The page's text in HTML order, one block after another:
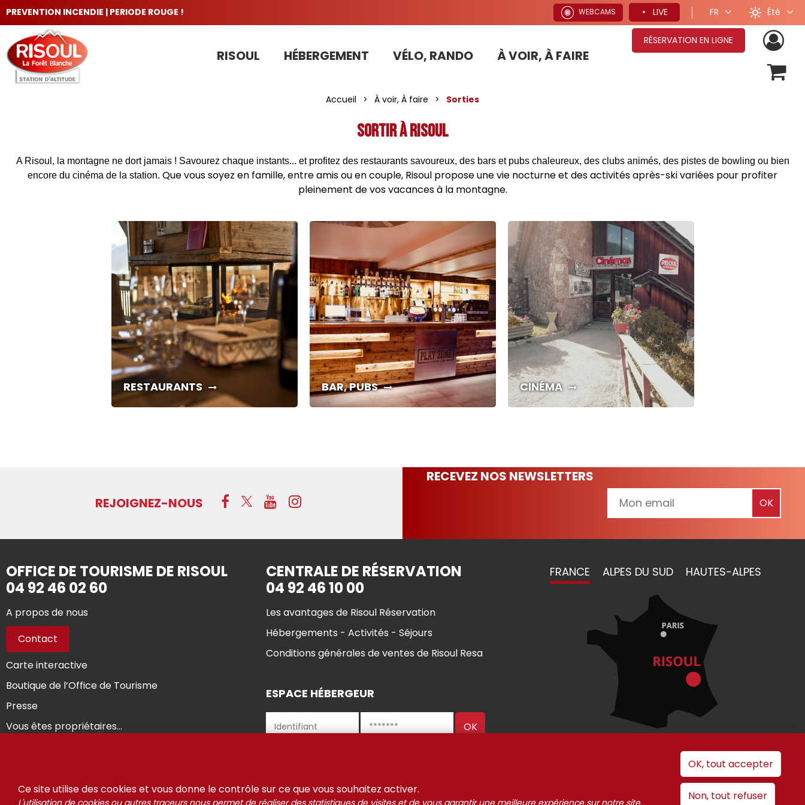
PREVENTION INCENDIE | PERIODE ROUGE ! WEBCAMS LIVE FR Été
RISOUL HÉBERGEMENT VÉLO, RANDO À VOIR, À FAIRE
RÉSERVATION EN LIGNE
Accueil > À voir, À faire > Sorties
Sortir à Risoul
A Risoul, la montagne ne dort jamais ! Savourez chaque instants... et profitez des restaurants savoureux, des bars et pubs chaleureux, des clubs animés, des pistes de bowling ou bien
encore du cinéma de la station. Que vous soyez en famille, entre amis ou en couple, Risoul propose une vie nocturne et des activités après-ski variées pour profiter
pleinement de vos vacances à la montagne.
RESTAURANTS BAR, PUBS CINÉMA
REJOIGNEZ-NOUS
RECEVEZ NOS NEWSLETTERS
OFFICE DE TOURISME DE RISOUL
04 92 46 02 60
A propos de nous
Contact
Carte interactive
Boutique de l’Office de Tourisme
Presse
Vous êtes propriétaires...
CENTRALE DE RÉSERVATION
04 92 46 10 00
Les avantages de Risoul Réservation
Hébergements - Activités - Séjours
Conditions générales de ventes de Risoul Resa
ESPACE HÉBERGEUR
FRANCE ALPES DU SUD HAUTES-ALPES
Ce site utilise des cookies et vous donne le contrôle sur ce que vous souhaitez activer.
L'utilisation de cookies ou autres traceurs nous permet de réaliser des statistiques de visites et de vous garantir une meilleure expérience sur notre site.
OK, tout accepter
Non, tout refuser